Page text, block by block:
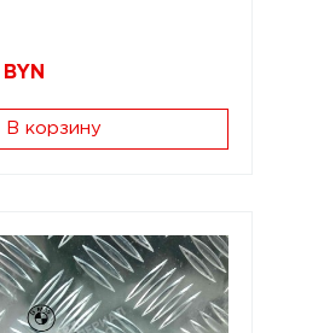
BYN
В корзину